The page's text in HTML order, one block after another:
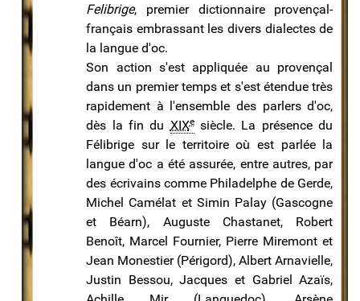
Felibrige, premier dictionnaire provençal-
français embrassant les divers dialectes de
la langue d'oc.
Son action s'est appliquée au provençal
dans un premier temps et s'est étendue très
rapidement à l'ensemble des parlers d'oc,
dès la fin du XIXesiècle. La présence du
Félibrige sur le territoire où est parlée la
langue d'oc a été assurée, entre autres, par
des écrivains comme Philadelphe de Gerde,
Michel Camélat et Simin Palay (Gascogne
et Béarn), Auguste Chastanet, Robert
Benoît, Marcel Fournier, Pierre Miremont et
Jean Monestier (Périgord), Albert Arnavielle,
Justin Bessou, Jacques et Gabriel Azaïs,